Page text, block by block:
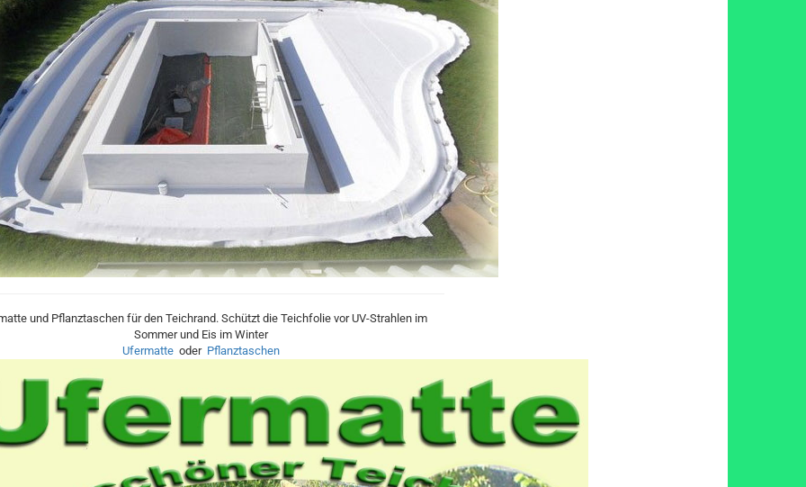
und Pflanztaschen für den Teichrand. Schützt die Teichfolie vor UV-Strahlen im
Sommer und Eis im Winter
Ufermatte oder Pflanztaschen